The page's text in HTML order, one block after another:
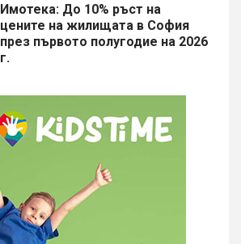
Имотека: До 10% ръст на
цените на жилищата в София
през първото полугодие на 2026
г.